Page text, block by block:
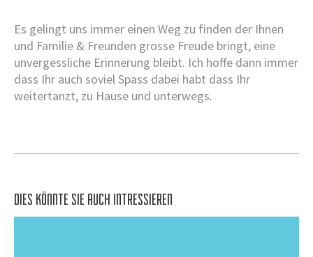
Es gelingt uns immer einen Weg zu finden der Ihnen
und Familie & Freunden grosse Freude bringt, eine
unvergessliche Erinnerung bleibt. Ich hoffe dann immer
dass Ihr auch soviel Spass dabei habt dass Ihr
weitertanzt, zu Hause und unterwegs.
DIES KÖNNTE SIE AUCH INTRESSIEREN